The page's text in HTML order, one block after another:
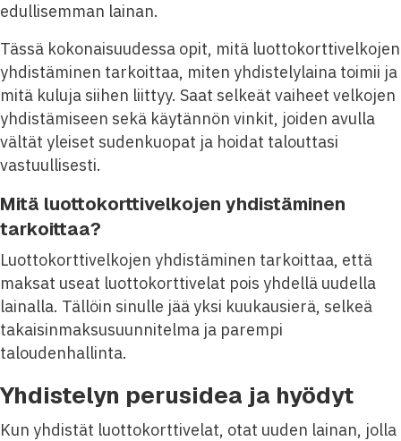
edullisemman lainan.
Tässä kokonaisuudessa opit, mitä luottokorttivelkojen
yhdistäminen tarkoittaa, miten yhdistelylaina toimii ja
mitä kuluja siihen liittyy. Saat selkeät vaiheet velkojen
yhdistämiseen sekä käytännön vinkit, joiden avulla
vältät yleiset sudenkuopat ja hoidat talouttasi
vastuullisesti.
Mitä luottokorttivelkojen yhdistäminen
tarkoittaa?
Luottokorttivelkojen yhdistäminen tarkoittaa, että
maksat useat luottokorttivelat pois yhdellä uudella
lainalla. Tällöin sinulle jää yksi kuukausierä, selkeä
takaisinmaksusuunnitelma ja parempi
taloudenhallinta.
Yhdistelyn perusidea ja hyödyt
Kun yhdistät luottokorttivelat, otat uuden lainan, jolla